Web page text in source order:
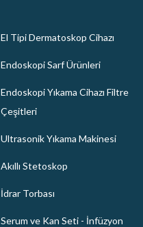
El Tipi Dermatoskop Cihazı
Endoskopi Sarf Ürünleri
Endoskopi Yıkama Cihazı Filtre
Çeşitleri
Ultrasonik Yıkama Makinesi
Akıllı Stetoskop
İdrar Torbası
Serum ve Kan Seti - İnfüzyon